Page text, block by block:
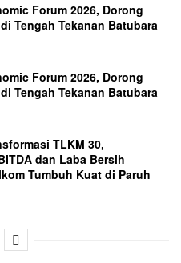
Forum 2026, Dorong
Tengah Tekanan Batubara
Forum 2026, Dorong
Tengah Tekanan Batubara
TLKM 30,
dan Laba Bersih
Tumbuh Kuat di Paruh